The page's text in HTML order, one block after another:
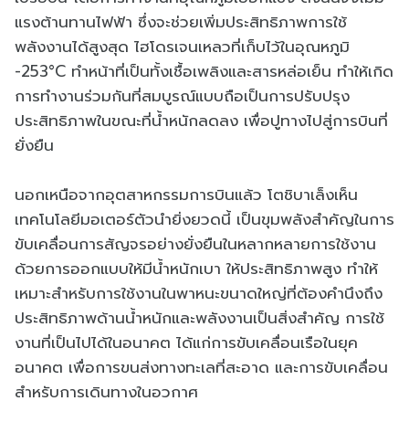
แรงต้านทานไฟฟ้า ซึ่งจะช่วยเพิ่มประสิทธิภาพการใช้
พลังงานได้สูงสุด ไฮโดรเจนเหลวที่เก็บไว้ในอุณหภูมิ
-253°C ทำหน้าที่เป็นทั้งเชื้อเพลิงและสารหล่อเย็น ทำให้เกิด
การทำงานร่วมกันที่สมบูรณ์แบบถือเป็นการปรับปรุง
ประสิทธิภาพในขณะที่น้ำหนักลดลง เพื่อปูทางไปสู่การบินที่
ยั่งยืน
นอกเหนือจากอุตสาหกรรมการบินแล้ว โตชิบาเล็งเห็น
เทคโนโลยีมอเตอร์ตัวนำยิ่งยวดนี้ เป็นขุมพลังสำคัญในการ
ขับเคลื่อนการสัญจรอย่างยั่งยืนในหลากหลายการใช้งาน
ด้วยการออกแบบให้มีน้ำหนักเบา ให้ประสิทธิภาพสูง ทำให้
เหมาะสำหรับการใช้งานในพาหนะขนาดใหญ่ที่ต้องคำนึงถึง
ประสิทธิภาพด้านน้ำหนักและพลังงานเป็นสิ่งสำคัญ การใช้
งานที่เป็นไปได้ในอนาคต ได้แก่การขับเคลื่อนเรือในยุค
อนาคต เพื่อการขนส่งทางทะเลที่สะอาด และการขับเคลื่อน
สำหรับการเดินทางในอวกาศ